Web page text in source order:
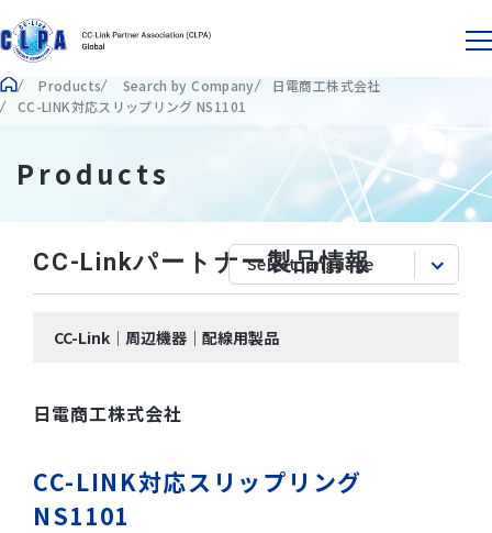
Products Search by Company
日電商工株式会社
CC-LINK対応スリップリング NS1101
Products
CC-Linkパートナー製品情報
CC-Link｜周辺機器｜配線用製品
日電商工株式会社
CC-LINK対応スリップリング
NS1101